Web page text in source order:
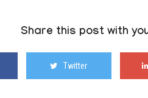
Share this post with
Twitter